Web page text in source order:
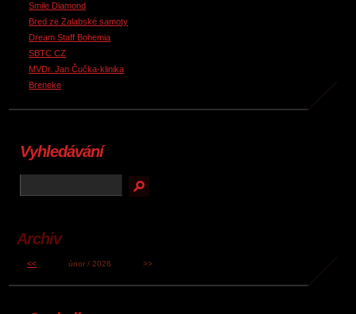
Smile Diamond
Bred ze Zalabské samoty
Dream Staff Bohemia
SBTC CZ
MVDr. Jan Čučka-klinika
Breneke
Vyhledávání
Archiv
<< únor / 2026 >>